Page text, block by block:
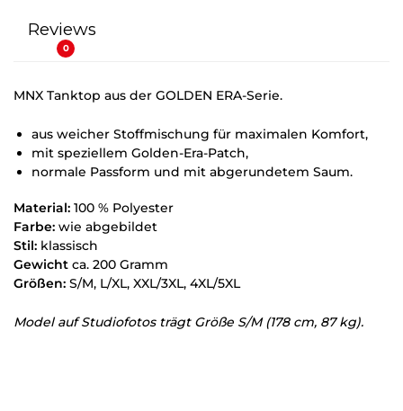
Reviews
0
MNX Tanktop aus der GOLDEN ERA-Serie.
aus weicher Stoffmischung für maximalen Komfort,
mit speziellem Golden-Era-Patch,
normale Passform und mit abgerundetem Saum.
Material: 100 % Polyester
Farbe: wie abgebildet
Stil: klassisch
Gewicht ca. 200 Gramm
Größen: S/M, L/XL, XXL/3XL, 4XL/5XL
Model auf Studiofotos trägt Größe S/M (178 cm, 87 kg).